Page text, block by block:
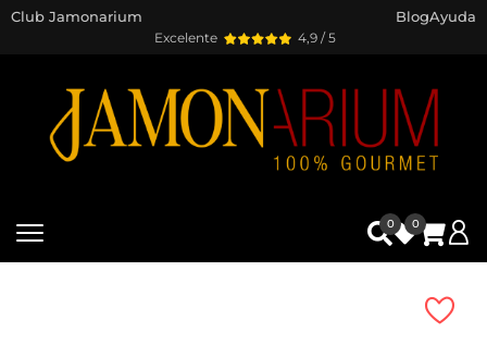
Excelente 4,9 / 5
Club Jamonarium BlogAyuda
0 0